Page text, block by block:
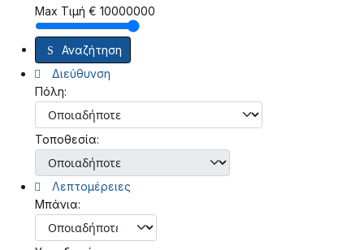
Max Τιμή € 10000000
Αναζήτηση
Διεύθυνση
Πόλη:
Τοποθεσία:
Λεπτομέρειες
Μπάνια: